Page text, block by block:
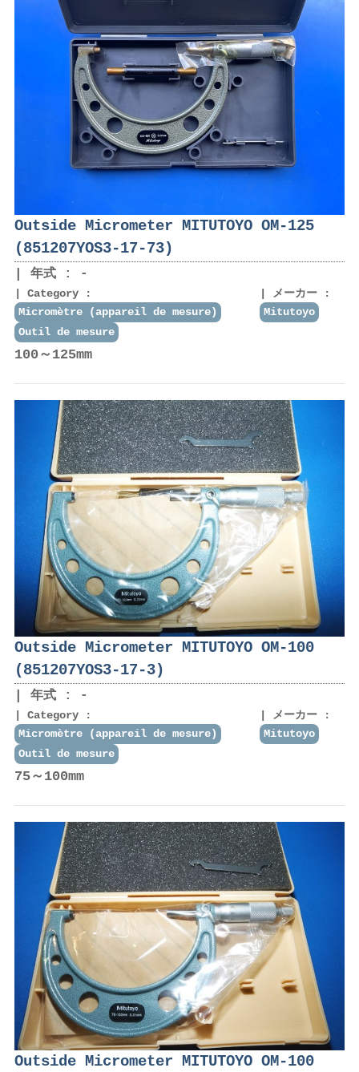
Outside Micrometer MITUTOYO OM-125
(851207YOS3-17-73)
年式 : -
Category :
Micromètre (appareil de mesure)
Outil de mesure
メーカー :
Mitutoyo
100～125mm
Outside Micrometer MITUTOYO OM-100
(851207YOS3-17-3)
年式 : -
Category :
Micromètre (appareil de mesure)
Outil de mesure
メーカー :
Mitutoyo
75～100mm
Outside Micrometer MITUTOYO OM-100